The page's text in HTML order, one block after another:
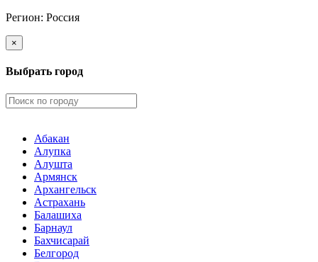
Регион: Россия
×
Выбрать город
Абакан
Алупка
Алушта
Армянск
Архангельск
Астрахань
Балашиха
Барнаул
Бахчисарай
Белгород